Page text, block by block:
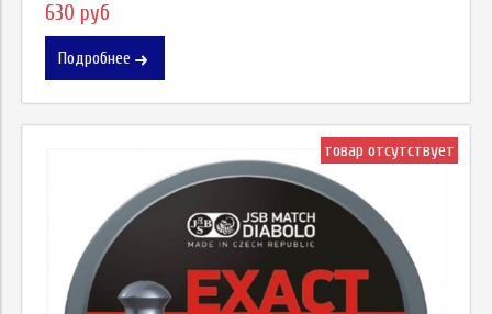
630 руб
Подробнее
товар отсутствует